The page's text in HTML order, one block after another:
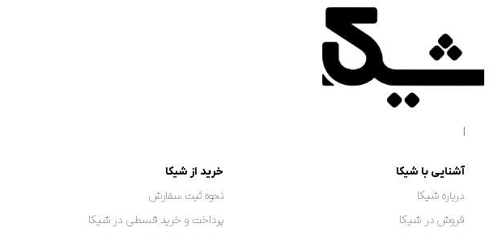
|
آشنایی با شیکا
درباره شیکا
فروش در شیکا
خرید از شیکا
نحوه ثبت سفارش
پرداخت و خرید قسطی در شیکا